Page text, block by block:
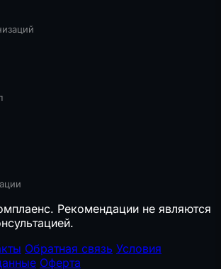
Рекомендации не являются
Обратная связь Условия
Оферта